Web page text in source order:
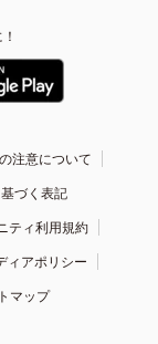
注意について
づく表記
ティ利用規約
ィアポリシー
マップ